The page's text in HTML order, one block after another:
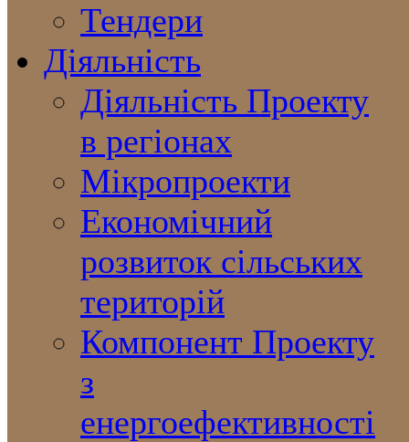
Тендери
Діяльність
Діяльність Проекту
в регіонах
Мікропроекти
Економічний
розвиток сільських
територій
Компонент Проекту
з
енергоефективності